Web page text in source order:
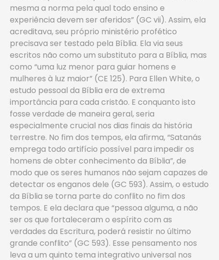
mesma a norma pela qual todo ensino e
experiência devem ser aferidos” (GC vii). Assim, ela
acreditava, seu próprio ministério profético
precisava ser testado pela Bíblia. Ela via seus
escritos não como um substituto para a Bíblia, mas
como “uma luz menor para guiar homens e
mulheres à luz maior” (CE 125). Para Ellen White, o
estudo pessoal da Bíblia era de extrema
importância para cada cristão. E conquanto isto
fosse verdade de maneira geral, seria
especialmente crucial nos dias finais da história
terrestre. No fim dos tempos, ela afirma, “Satanás
emprega todo artifício possível para impedir os
homens de obter conhecimento da Bíblia”, de
modo que os seres humanos não sejam capazes de
detectar os enganos dele (GC 593). Assim, o estudo
da Bíblia se torna parte do conflito no fim dos
tempos. E ela declara que “pessoa alguma, a não
ser os que fortaleceram o espírito com as
verdades da Escritura, poderá resistir no último
grande conflito” (GC 593). Esse pensamento nos
leva a um quinto tema integrativo universal nos